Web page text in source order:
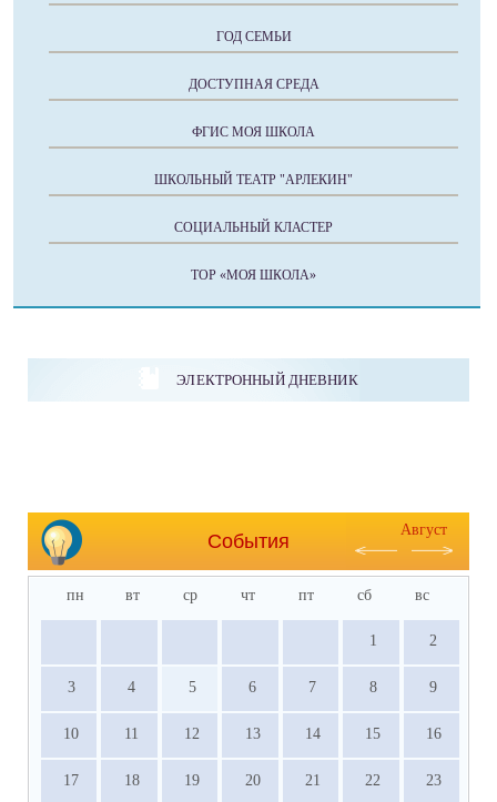
ГОД СЕМЬИ
ДОСТУПНАЯ СРЕДА
ФГИС МОЯ ШКОЛА
ШКОЛЬНЫЙ ТЕАТР "АРЛЕКИН"
СОЦИАЛЬНЫЙ КЛАСТЕР
ТОР «МОЯ ШКОЛА»
ЭЛЕКТРОННЫЙ ДНЕВНИК
События
Август
пн вт ср чт пт сб вс
1 2
3 4 5 6 7 8 9
10 11 12 13 14 15 16
17 18 19 20 21 22 23